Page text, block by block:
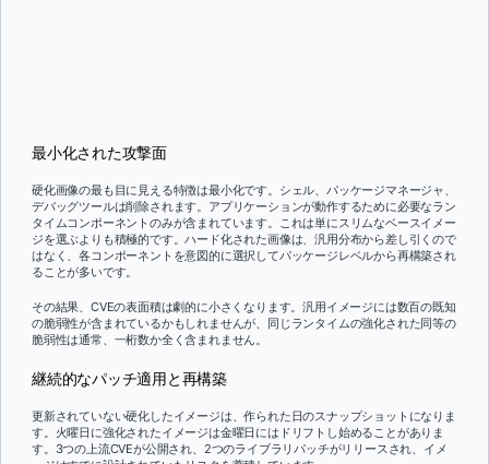
最小化された攻撃面
硬化画像の最も目に見える特徴は最小化です。シェル、パッケージマネージャ、
デバッグツールは削除されます。アプリケーションが動作するために必要なラン
タイムコンポーネントのみが含まれています。これは単にスリムなベースイメー
ジを選ぶよりも積極的です。ハード化された画像は、汎用分布から差し引くので
はなく、各コンポーネントを意図的に選択してパッケージレベルから再構築され
ることが多いです。
その結果、CVEの表面積は劇的に小さくなります。汎用イメージには数百の既知
の脆弱性が含まれているかもしれませんが、同じランタイムの強化された同等の
脆弱性は通常、一桁数か全く含まれません。
継続的なパッチ適用と再構築
更新されていない硬化したイメージは、作られた日のスナップショットになりま
す。火曜日に強化されたイメージは金曜日にはドリフトし始めることがありま
す。3つの上流CVEが公開され、2つのライブラリパッチがリリースされ、イメ